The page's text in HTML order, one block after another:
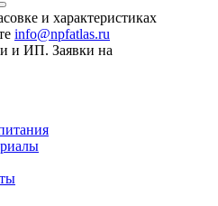
и характеристиках
info@npfatlas.ru
и ИП. Заявки на